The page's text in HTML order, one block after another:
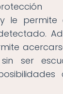
le permite
ser